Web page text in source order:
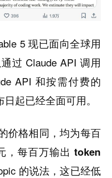
5 现已面向全球用
过 Claude API 调用
API 和按需付费的
起已经全面可用。
价格相同，均为每百
，每百万输出 token
的说法，这已经低